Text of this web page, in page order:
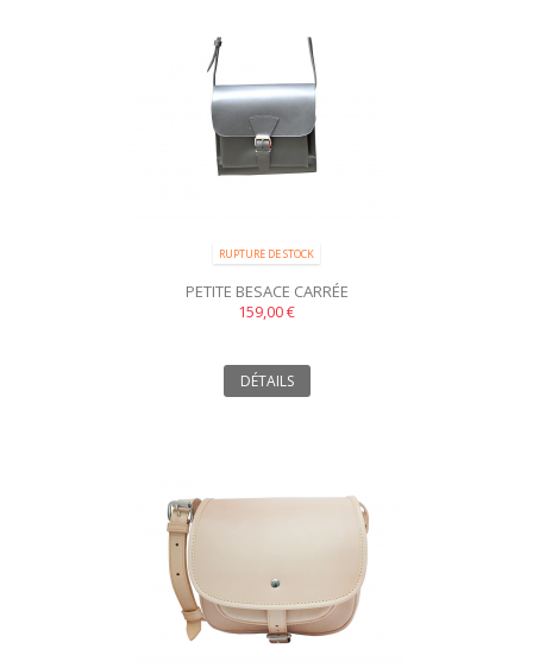
RUPTURE DE STOCK
PETITE BESACE CARRÉE
159,00 €
DÉTAILS